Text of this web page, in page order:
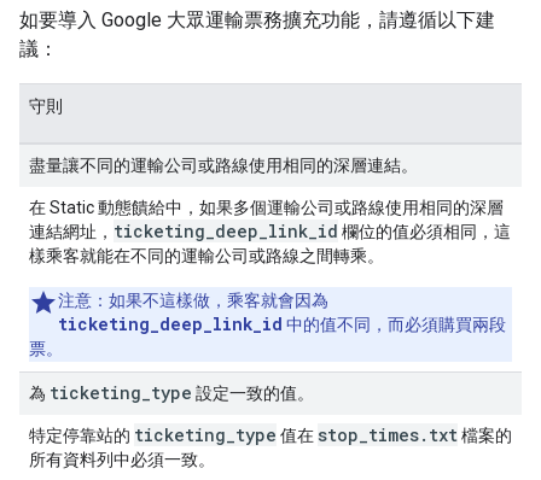
如要導入 Google 大眾運輸票務擴充功能，請遵循以下建
議：
守則
盡量讓不同的運輸公司或路線使用相同的深層連結。
在 Static 動態饋給中，如果多個運輸公司或路線使用相同的深層
連結網址， ticketing_deep_link_id 欄位的值必須相同，這
樣乘客就能在不同的運輸公司或路線之間轉乘。
注意： 如果不這樣做，乘客就會因為
ticketing_deep_link_id 中的值不同，而必須購買兩段
票。
為 ticketing type 設定一致的值。
特定停靠站的 ticketing_type 值在 stop_times.txt檔案的
所有資料列中必須一致。